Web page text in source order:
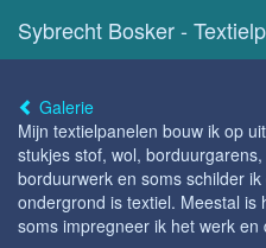
Sybrecht Bosker -
Galerie
Mijn textielpanelen bouw ik op
stukjes stof, wol,
borduurwerk en soms schilder
ondergrond is textiel. Meestal is
soms impregneer ik het werk